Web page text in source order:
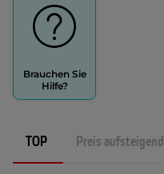
Brauchen Sie
Hilfe?
TOP Preis aufsteigend